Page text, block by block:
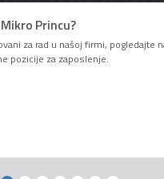
Princu?
za rad u našoj firmi, pogledajte
pozicije za zaposlenje.